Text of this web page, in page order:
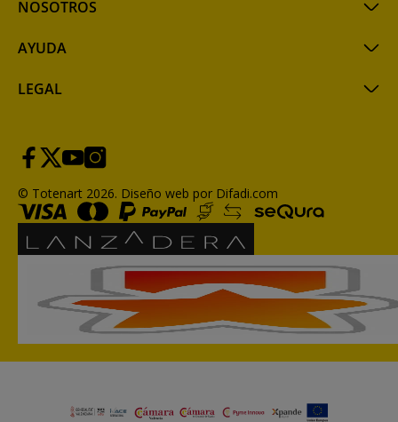
NOSOTROS
AYUDA
LEGAL
© Totenart 2026. Diseño web por Difadi.com